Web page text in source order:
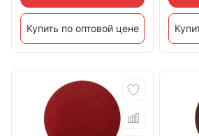
Купить по оптовой цене